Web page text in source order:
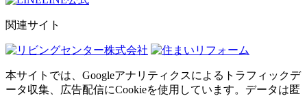
関連サイト
本サイトでは、Googleアナリティクスによるトラフィックデ
ータ収集、広告配信にCookieを使用しています。データは匿